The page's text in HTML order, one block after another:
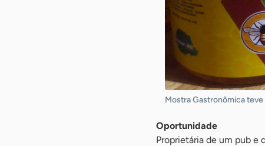
Mostra Gastronômica
Oportunidade
Proprietária de um pub e